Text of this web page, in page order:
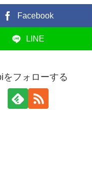
Facebook
LINE
をフォローする